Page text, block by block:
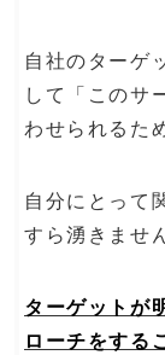
自社のターゲ
して「このサ
わせられるた
自分にとって
すら湧きませ
ターゲットが
ローチをする